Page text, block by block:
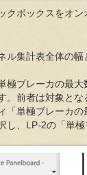
クボックスをオ
ル集計表全体の
極ブレーカの最
。前者は対象と
「単極ブレーカ
し、LP-2の「単